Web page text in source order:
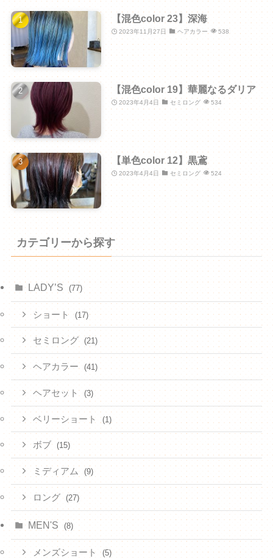
【混色color 23】深海
2023年11月27日 ヘアカラー 538
【混色color 19】華麗なるダリア
2023年4月4日 セミロング 534
【単色color 12】黒鳶
2023年4月4日 セミロング 524
カテゴリーから探す
LADY’S (77)
ショート (17)
セミロング (21)
ヘアカラー (41)
ヘアセット (3)
ベリーショート (1)
ボブ (15)
ミディアム (9)
ロング (27)
MEN'S (8)
メンズショート (5)